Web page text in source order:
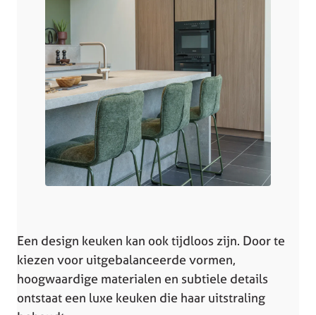
Een design keuken kan ook tijdloos zijn. Door te
kiezen voor uitgebalanceerde vormen,
hoogwaardige materialen en subtiele details
ontstaat een luxe keuken die haar uitstraling